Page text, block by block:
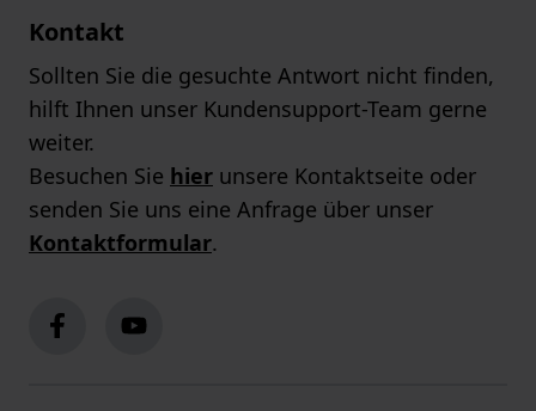
Kontakt
Sollten Sie die gesuchte Antwort nicht finden,
hilft Ihnen unser Kundensupport-Team gerne
weiter.
Besuchen Sie hier unsere Kontaktseite oder
senden Sie uns eine Anfrage über unser
Kontaktformular.